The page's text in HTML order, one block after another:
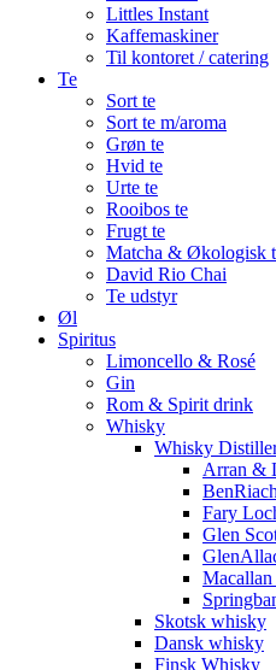
Littles Instant
Kaffemaskiner
Til kontoret / catering
Te
Sort te
Sort te m/aroma
Grøn te
Hvid te
Urte te
Rooibos te
Frugt te
Matcha & Økologisk
David Rio Chai
Te udstyr
Øl
Spiritus
Limoncello & Rosé
Gin
Rom & Spirit drink
Whisky
Whisky
Arran &
Fary
Glen
Skotsk whisky
Dansk whisky
Finsk Whisky